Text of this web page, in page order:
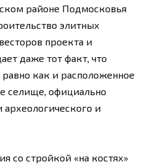
районе Подмосковья
элитных
проекта и
даже тот факт, что
как и расположенное
селище, официально
и
со стройкой «на костях»